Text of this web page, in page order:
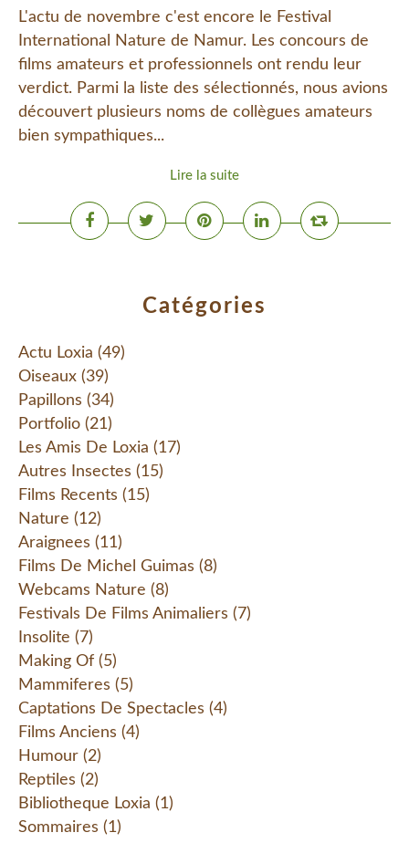
L'actu de novembre c'est encore le Festival
International Nature de Namur. Les concours de
films amateurs et professionnels ont rendu leur
verdict. Parmi la liste des sélectionnés, nous avions
découvert plusieurs noms de collègues amateurs
bien sympathiques...
Lire la suite
Catégories
Actu Loxia (49)
Oiseaux (39)
Papillons (34)
Portfolio (21)
Les Amis De Loxia (17)
Autres Insectes (15)
Films Recents (15)
Nature (12)
Araignees (11)
Films De Michel Guimas (8)
Webcams Nature (8)
Festivals De Films Animaliers (7)
Insolite (7)
Making Of (5)
Mammiferes (5)
Captations De Spectacles (4)
Films Anciens (4)
Humour (2)
Reptiles (2)
Bibliotheque Loxia (1)
Sommaires (1)